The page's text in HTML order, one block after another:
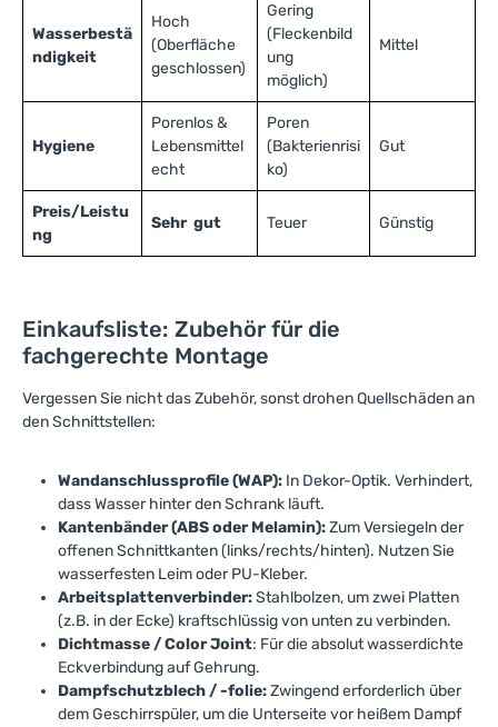
Wasserbestä
ndigkeit
Hoch
(Oberfläche
geschlossen)
Gering
(Fleckenbild
ung
möglich)
Mittel
Hygiene
Porenlos &
Lebensmittel
echt
Poren
(Bakterienrisi
ko)
Gut
Preis/Leistu
ng
Sehr gut Teuer Günstig
Einkaufsliste: Zubehör für die
fachgerechte Montage
Vergessen Sie nicht das Zubehör, sonst drohen Quellschäden an
den Schnittstellen:
Wandanschlussprofile (WAP): In Dekor-Optik. Verhindert,
dass Wasser hinter den Schrank läuft.
Kantenbänder (ABS oder Melamin):Zum Versiegeln der
offenen Schnittkanten (links/rechts/hinten). Nutzen Sie
wasserfesten Leim oder PU-Kleber.
Arbeitsplattenverbinder:Stahlbolzen, um zwei Platten
(z.B. in der Ecke) kraftschlüssig von unten zu verbinden.
Dichtmasse / Color Joint: Für die absolut wasserdichte
Eckverbindung auf Gehrung.
Dampfschutzblech / -folie:Zwingend erforderlich über
dem Geschirrspüler, um die Unterseite vor heißem Dampf